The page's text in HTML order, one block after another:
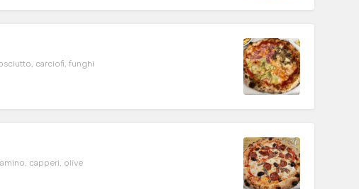
carciofi, funghi
capperi, olive